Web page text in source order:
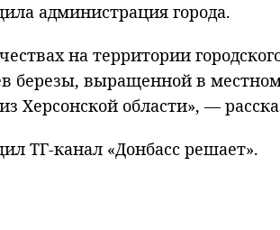
администрация города.
на территории
березы, выращенной в
Херсонской области», —
ТГ-канал «Донбасс решает».